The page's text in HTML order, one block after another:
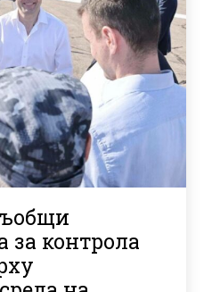
за контрола